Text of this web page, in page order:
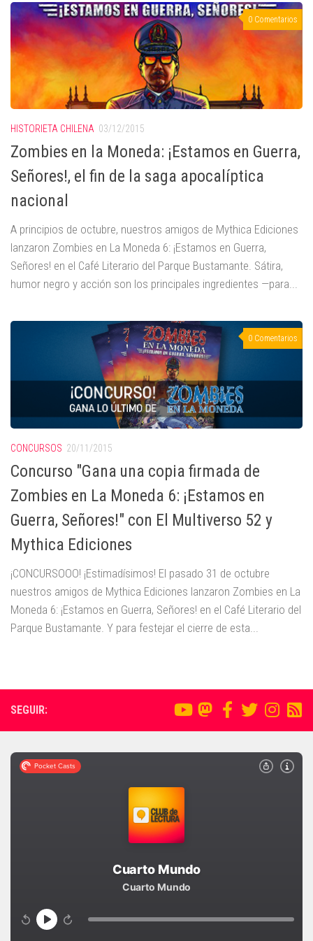
0 Comentarios
HISTORIETA CHILENA 03/12/2015
Zombies en la Moneda: ¡Estamos en Guerra,
Señores!, el fin de la saga apocalíptica
nacional
A principios de octubre, nuestros amigos de Mythica Ediciones
lanzaron Zombies en La Moneda 6: ¡Estamos en Guerra,
Señores! en el Café Literario del Parque Bustamante. Sátira,
humor negro y acción son los principales ingredientes —para...
0 Comentarios
CONCURSOS 20/11/2015
Concurso "Gana una copia firmada de
Zombies en La Moneda 6: ¡Estamos en
Guerra, Señores!" con El Multiverso 52 y
Mythica Ediciones
¡CONCURSOOO! ¡Estimadísimos! El pasado 31 de octubre
nuestros amigos de Mythica Ediciones lanzaron Zombies en La
Moneda 6: ¡Estamos en Guerra, Señores! en el Café Literario del
Parque Bustamante. Y para festejar el cierre de esta...
SEGUIR: